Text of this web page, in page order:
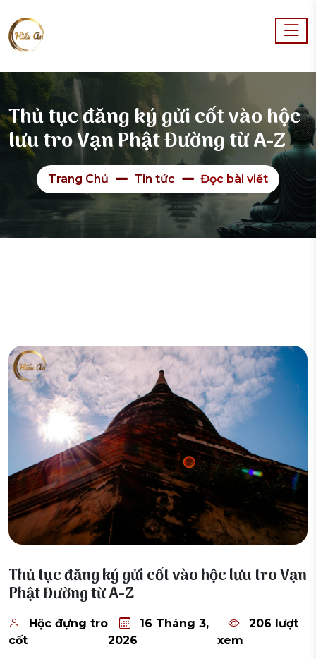
Thủ tục đăng ký gửi cốt vào hộc
lưu tro Vạn Phật Đường từ A-Z
Trang Chủ Tin tức Đọc bài viết
Thủ tục đăng ký gửi cốt vào hộc lưu tro Vạn
Phật Đường từ A-Z
Hộc đựng tro
cốt
16 Tháng 3,
2026
206 lượt
xem